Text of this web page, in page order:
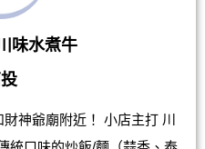
味水煮牛
神爺廟附近！ 小店主打 川